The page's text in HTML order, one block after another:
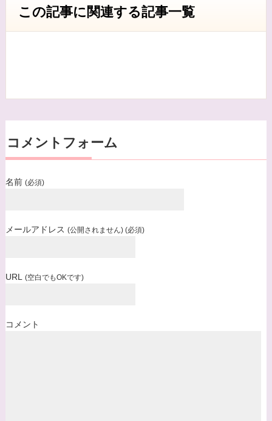
サービス向上のための意見収集
・各種のお問い合わせ対応
三者に開示・提供することはありません。
個人情報の管理
るために、個人情報保護管理責任者を設置し、
個人情報の適切な管理を行います。
当方は、お客様が当社にご提供いただいた個人情
で、合理的な範囲ですみやかに 対応させていた
この記事に関連する記事一覧
コメントフォーム
名前 (必須)
メールアドレス (公開されません) (必須)
URL (空白でもOKです)
コメント